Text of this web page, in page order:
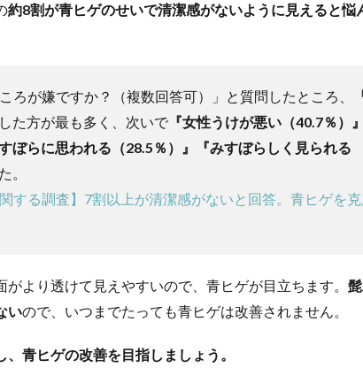
約8割が青ヒゲのせいで清潔感がないように見えると悩
ろが嫌ですか？（複数回答可）」と質問したところ、
た方が最も多く、次いで 『女性うけが悪い（40.7％）
ぼらに思われる（28.5％）』『みすぼらしく見られる
。
関する調査】7割以上が清潔感がないと回答。青ヒゲを
より透けて見えやすいので、青ヒゲが目立ちます。
いので、いつまでたっても青ヒゲは改善されません。
青ヒゲの改善を目指しましょう。